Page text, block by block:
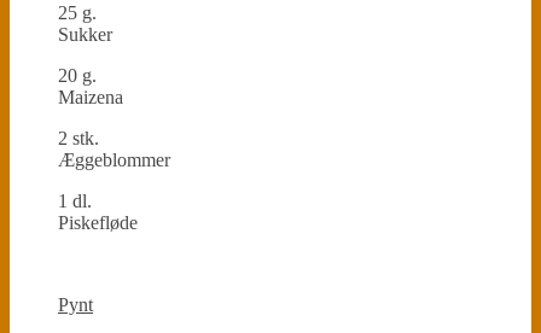
25 g.
Sukker
20 g.
Maizena
2 stk.
Æggeblommer
1 dl.
Piskefløde
Pynt